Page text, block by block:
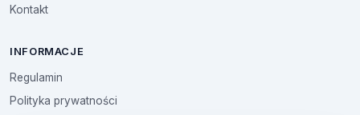
Kontakt
INFORMACJE
Regulamin
Polityka prywatności